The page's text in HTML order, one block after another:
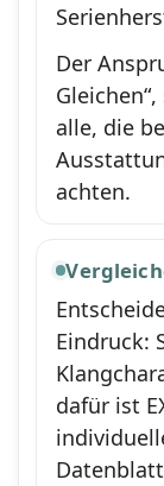
Der
alle, die
achten.
Eindruck:
dafür ist